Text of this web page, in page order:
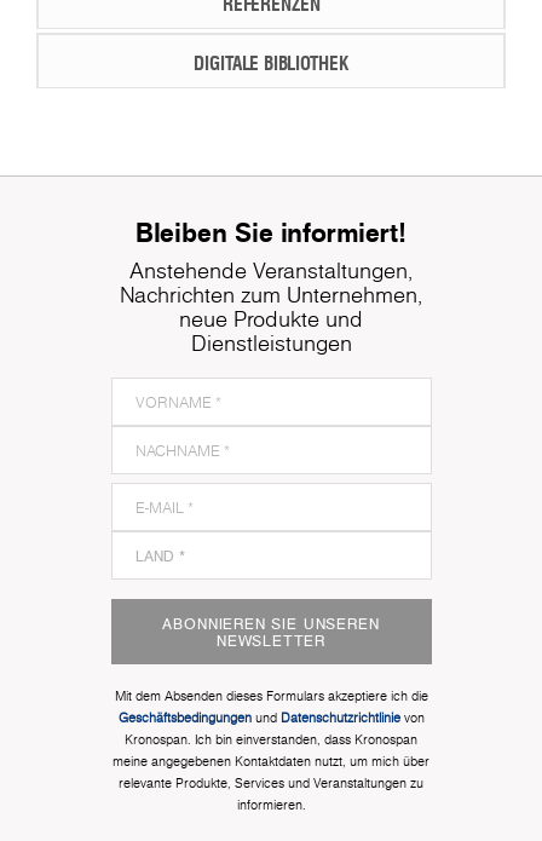
DIGITALE BIBLIOTHEK
Bleiben Sie informiert!
Anstehende Veranstaltungen,
Nachrichten zum Unternehmen,
neue Produkte und
Dienstleistungen
ABONNIEREN SIE UNSEREN
NEWSLETTER
Mit dem Absenden dieses Formulars akzeptiere ich die
Geschäftsbedingungenund Datenschutzrichtlinievon
Kronospan. Ich bin einverstanden, dass Kronospan
meine angegebenen Kontaktdaten nutzt, um mich über
relevante Produkte, Services und Veranstaltungen zu
informieren.